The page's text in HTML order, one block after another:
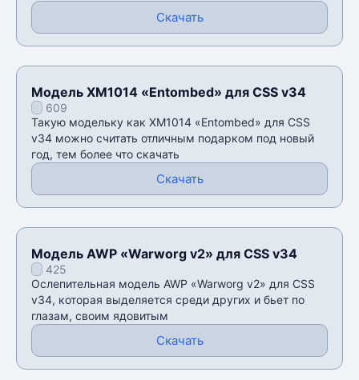
Скачать
Модель XM1014 «Entombed» для CSS v34
609
Такую модельку как XM1014 «Entombed» для CSS
v34 можно считать отличным подарком под новый
год, тем более что скачать
Скачать
Модель AWP «Warworg v2» для CSS v34
425
Ослепительная модель AWP «Warworg v2» для CSS
v34, которая выделяется среди других и бьет по
глазам, своим ядовитым
Скачать